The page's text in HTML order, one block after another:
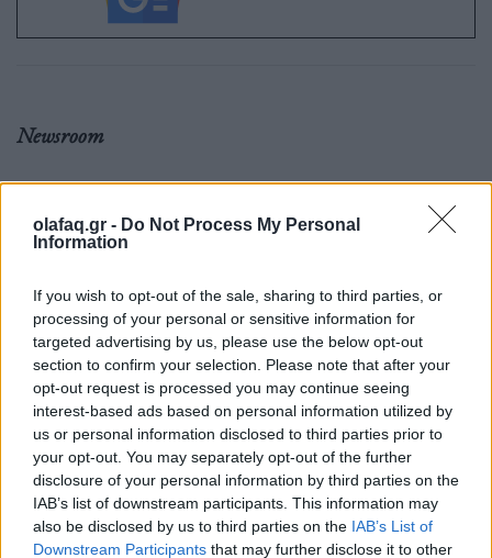
olafaq.gr - Do Not Process My Personal
Information
If you wish to opt-out of the sale, sharing to third parties, or
processing of your personal or sensitive information for
targeted advertising by us, please use the below opt-out
section to confirm your selection. Please note that after your
opt-out request is processed you may continue seeing
interest-based ads based on personal information utilized by
us or personal information disclosed to third parties prior to
your opt-out. You may separately opt-out of the further
disclosure of your personal information by third parties on the
IAB’s list of downstream participants. This information may
also be disclosed by us to third parties on the IAB’s List of
Downstream Participants that may further disclose it to other
Newsroom
Ετικέτες :Καιρός,πρόγνωση καιρού.
Δείτε επίσης